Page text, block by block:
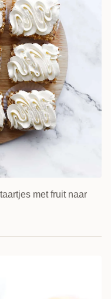
met fruit naar